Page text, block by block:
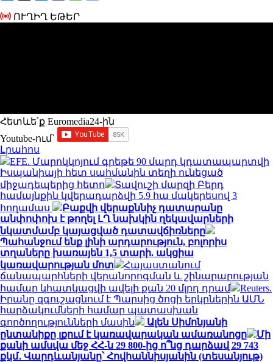
ՈՒՂԻՂ ԵԹԵՐ
Հետևե՛ք Euromedia24-ին
Youtube-ում`
Լրահոս
EFE. Մարոկկոյում գրեթե 90 մարդ կդատապարտվի
Իսպանիայի հետ սահմանին տեղի ունեցած
միջադեպերից հետո
Տավուշի մարզի Բերդ
համայնքին կվերադարձվի 5.9 հա մակերեսով 3
հողամաս
Բաքվի վերաքննիչ դատարանը
անփոփոխ է թողել ԼՂ նախկին ղեկավարների
նկատմամբ կայացված դատավճիռները
Պահանջում ենք լինի արդարություն, բոլորիս
տղաները խառայեն 1,5 տարի. ակցիա
կառավարության մոտ
Հայաստանում
ճանապարհների վերանորոգման և շինարարության
համար կհատկացվի ավելի քան 20 մլրդ դրամ
Reuters.
Իրանը զգուշացնում է Պարսից ծոցի երկրներին ԱՄՆ
հարձակումների համար պատասխան
գործողությունների մասին
Ալեն Սիմոնյանի
ընտանիքը լքում է կառավարական ամառանոցը
Մի
քանի ամսվա մեջ ՀՀ-ն 29 800-ից ո՞նց դարձավ 29 743
քկմ․ Վարդևանյանը՝ Հովհաննիսյանին (տեսանյութ)